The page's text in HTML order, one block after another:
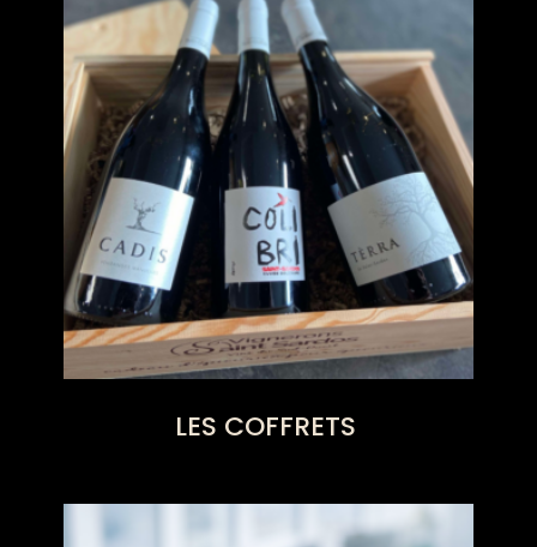
LES COFFRETS